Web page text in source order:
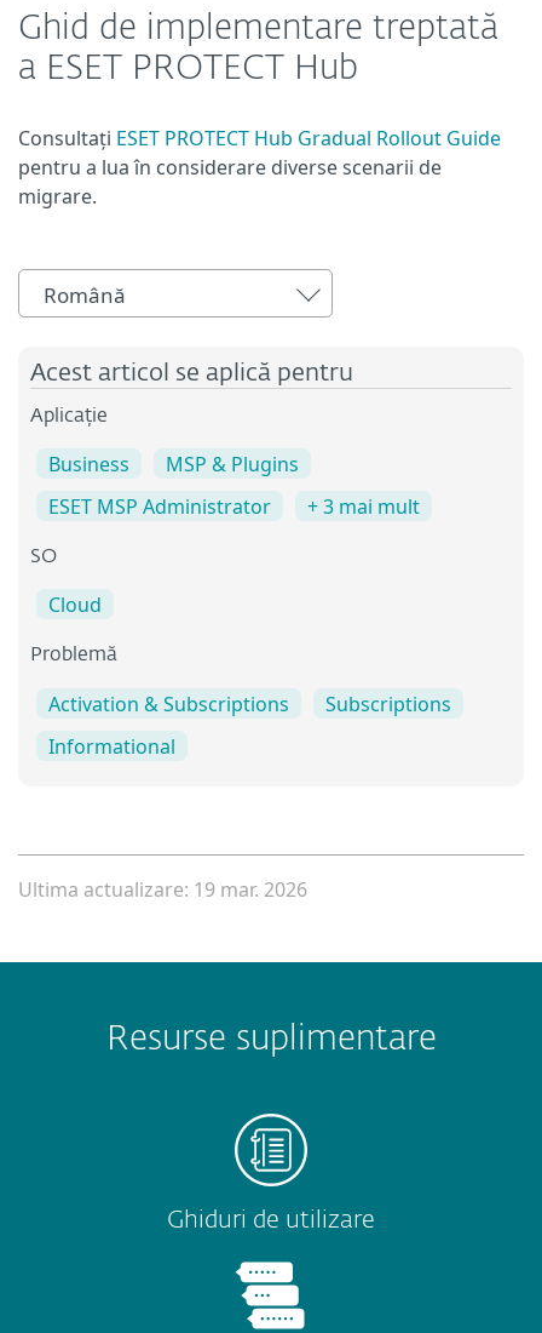
Ghid de implementare treptată
a ESET PROTECT Hub
Consultați ESET PROTECT Hub Gradual Rollout Guide
pentru a lua în considerare diverse scenarii de
migrare.
Română
Acest articol se aplică pentru
Aplicație
Business
MSP & Plugins
ESET MSP Administrator
+ 3 mai mult
SO
Cloud
Problemă
Activation & Subscriptions
Subscriptions
Informational
Ultima actualizare: 19 mar. 2026
Resurse suplimentare
Ghiduri de utilizare